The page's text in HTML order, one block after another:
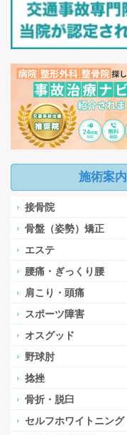
施術案内
接骨院
骨盤（姿勢）矯正
エステ
腰痛・ぎっくり腰
肩こり・頭痛
スポーツ障害
オスグッド
野球肘
捻挫
骨折・脱臼
セルフホワイトニング